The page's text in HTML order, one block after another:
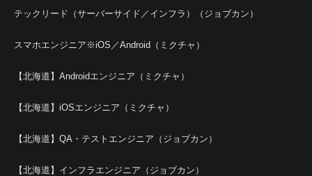
テックリード（サーバーサイド／インフラ）（ジョブカン）
スマホエンジニア※iOS／Android（ミクチャ）
【北海道】Androidエンジニア（ミクチャ）
【北海道】iOSエンジニア（ミクチャ）
【北海道】QA・テストエンジニア（ジョブカン）
【北海道】インフラエンジニア（ジョブカン）